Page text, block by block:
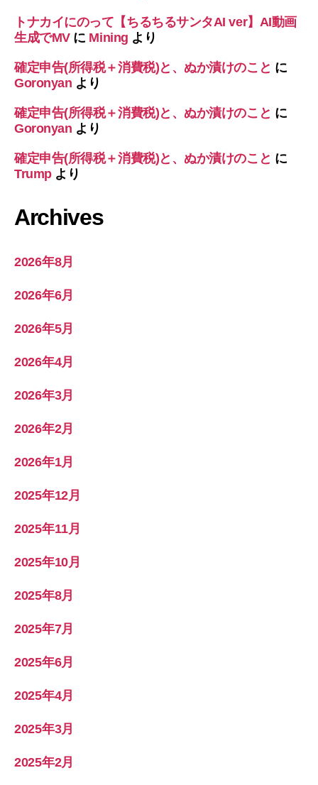
トナカイにのって【ちるちるサンタAI ver】AI動画
生成でMVに Mining より
確定申告(所得税＋消費税)と、ぬか漬けのこと に
Goronyan より
確定申告(所得税＋消費税)と、ぬか漬けのこと に
Goronyan より
確定申告(所得税＋消費税)と、ぬか漬けのこと に
Trumpより
Archives
2026年8月
2026年6月
2026年5月
2026年4月
2026年3月
2026年2月
2026年1月
2025年12月
2025年11月
2025年10月
2025年8月
2025年7月
2025年6月
2025年4月
2025年3月
2025年2月